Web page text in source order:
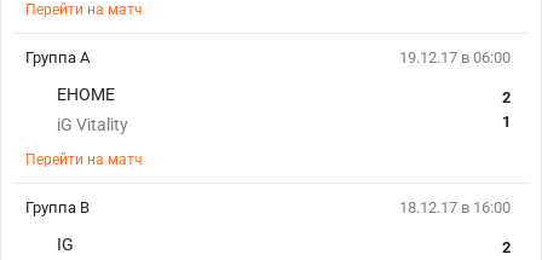
Перейти на матч
19.12.17 в 06:00
EHOME
iG Vitality
2
1
Перейти на матч
Группа A
18.12.17 в 16:00
IG
2
Группа B